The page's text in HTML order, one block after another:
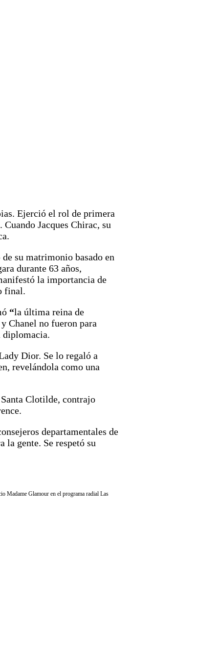
Ejerció el rol de primera
Jacques Chirac, su
su matrimonio basado en
durante 63 años,
la importancia de
final.
“la última reina de
Chanel no fueron para
diplomacia.
Dior. Se lo regaló a
revelándola como una
Clotilde, contrajo
departamentales de
gente. Se respetó su
Madame Glamour en el programa radial Las